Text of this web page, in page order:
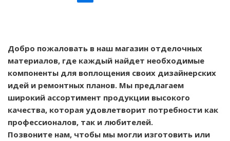
Добро пожаловать в наш магазин отделочных
материалов, где каждый найдет необходимые
компоненты для воплощения своих дизайнерских
идей и ремонтных планов. Мы предлагаем
широкий ассортимент продукции высокого
качества, которая удовлетворит потребности как
профессионалов, так и любителей.
Позвоните нам, чтобы мы могли изготовить или